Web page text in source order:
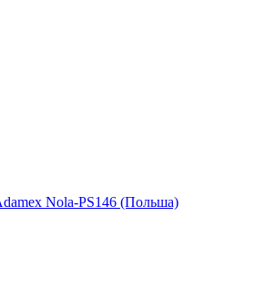
Nola-PS146 (Польша)